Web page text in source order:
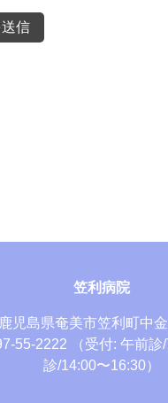
笠利病院
鹿児島県奄美市笠利町中
55-2222
（受付: 午前
診/14:00〜16:30）